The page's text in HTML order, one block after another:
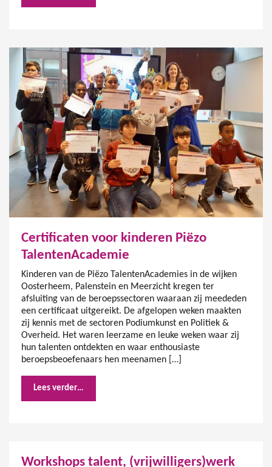
Certificaten voor kinderen Piëzo
TalentenAcademie
Kinderen van de Piëzo TalentenAcademies in de wijken
Oosterheem, Palenstein en Meerzicht kregen ter
afsluiting van de beroepssectoren waaraan zij meededen
een certificaat uitgereikt. De afgelopen weken maakten
zij kennis met de sectoren Podiumkunst en Politiek &
Overheid. Het waren leerzame en leuke weken waar zij
hun talenten ontdekten en waar enthousiaste
beroepsbeoefenaars hen meenamen […]
Lees verder…
Workshops talent, (vrijwilligers)werk